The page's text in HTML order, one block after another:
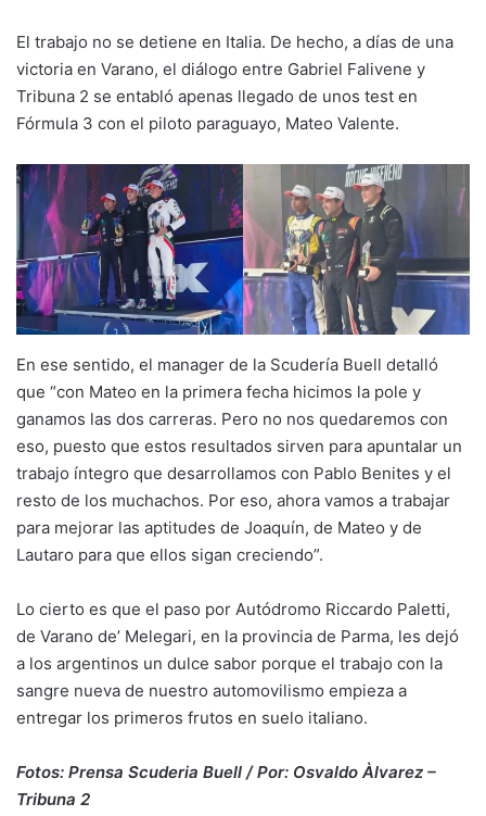
El trabajo no se detiene en Italia. De hecho, a días de una
victoria en Varano, el diálogo entre Gabriel Falivene y
Tribuna 2 se entabló apenas llegado de unos test en
Fórmula 3 con el piloto paraguayo, Mateo Valente.
En ese sentido, el manager de la Scudería Buell detalló
que “con Mateo en la primera fecha hicimos la pole y
ganamos las dos carreras. Pero no nos quedaremos con
eso, puesto que estos resultados sirven para apuntalar un
trabajo íntegro que desarrollamos con Pablo Benites y el
resto de los muchachos. Por eso, ahora vamos a trabajar
para mejorar las aptitudes de Joaquín, de Mateo y de
Lautaro para que ellos sigan creciendo”.
Lo cierto es que el paso por Autódromo Riccardo Paletti,
de Varano de’ Melegari, en la provincia de Parma, les dejó
a los argentinos un dulce sabor porque el trabajo con la
sangre nueva de nuestro automovilismo empieza a
entregar los primeros frutos en suelo italiano.
Fotos: Prensa Scuderia Buell / Por: Osvaldo Àlvarez –
Tribuna 2